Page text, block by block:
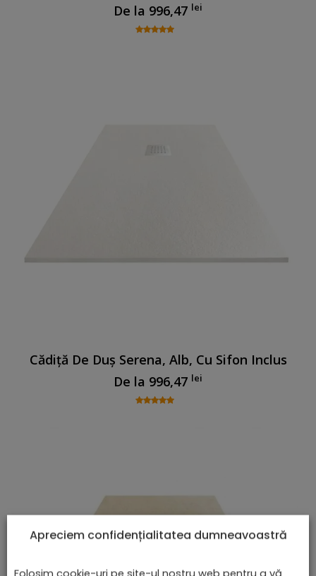
De la 996,47 lei
Cădiță De Duș Serena, Alb, Cu Sifon Inclus
De la 996,47 lei
Apreciem confidențialitatea dumneavoastră